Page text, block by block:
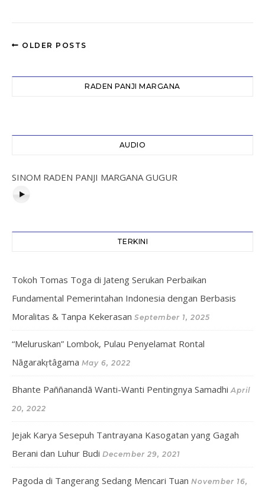
OLDER POSTS
RADEN PANJI MARGANA
AUDIO
SINOM RADEN PANJI MARGANA GUGUR
TERKINI
Tokoh Tomas Toga di Jateng Serukan Perbaikan
Fundamental Pemerintahan Indonesia dengan Berbasis
Moralitas & Tanpa Kekerasan September 1, 2025
“Meluruskan” Lombok, Pulau Penyelamat Rontal
Nāgarakṛtâgama May 6, 2022
Bhante Paññanandā Wanti-Wanti Pentingnya Samadhi April
20, 2022
Jejak Karya Sesepuh Tantrayana Kasogatan yang Gagah
Berani dan Luhur Budi December 29, 2021
Pagoda di Tangerang Sedang Mencari Tuan November 16,